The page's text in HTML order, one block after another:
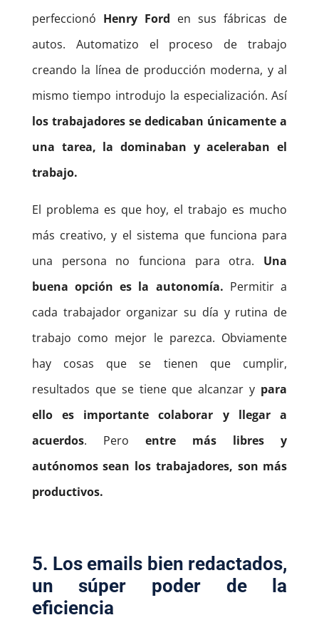
perfeccionó Henry Ford en sus fábricas de
autos. Automatizo el proceso de trabajo
creando la línea de producción moderna, y al
mismo tiempo introdujo la especialización. Así
los trabajadores se dedicaban únicamente a
una tarea, la dominaban y aceleraban el
trabajo.
El problema es que hoy, el trabajo es mucho
más creativo, y el sistema que funciona para
una persona no funciona para otra. Una
buena opción es la autonomía. Permitir a
cada trabajador organizar su día y rutina de
trabajo como mejor le parezca. Obviamente
hay cosas que se tienen que cumplir,
resultados que se tiene que alcanzar y para
ello es importante colaborar y llegar a
acuerdos. Pero entre más libres y
autónomos sean los trabajadores, son más
productivos.
5. Los emails bien redactados,
un súper poder de la
eficiencia